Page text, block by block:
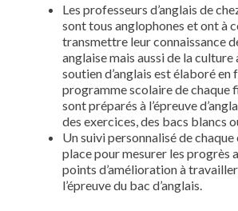
Les professeurs d’anglais de
sont tous anglophones et ont à
transmettre leur connaissance
anglaise mais aussi de la culture
soutien d’anglais est élaboré en
programme scolaire de chaque
sont préparés à l’épreuve
des exercices, des bacs blancs
Un suivi personnalisé de chaque
place pour mesurer les progrès
points d’amélioration à
l’épreuve du bac d’anglais.